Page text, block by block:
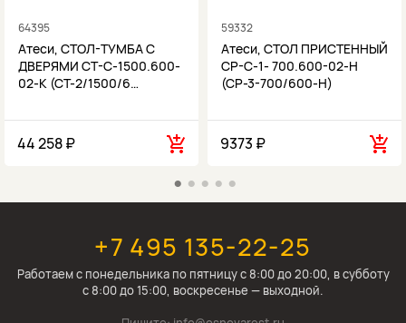
64395
Атеси, СТОЛ-ТУМБА С
ДВЕРЯМИ СТ-С-1500.600-
02-К (СТ-2/1500/6…
44 258 ₽
59332
Атеси, СТОЛ ПРИСТЕННЫЙ
СР-С-1- 700.600-02-Н
(СР-3-700/600-Н)
9373 ₽
+7 495 135-22-25
Работаем c понедельника по пятницу с 8:00 до 20:00, в субботу
с 8:00 до 15:00, воскресенье — выходной.